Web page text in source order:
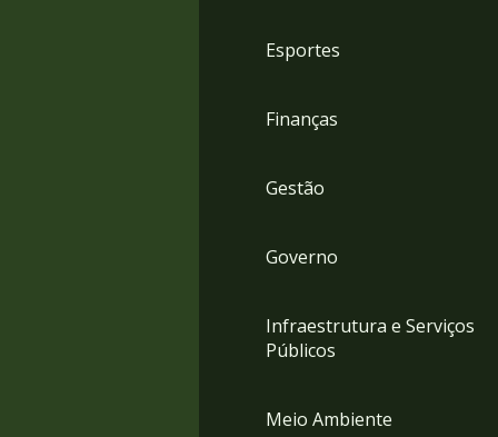
Esportes
Finanças
Gestão
Governo
Infraestrutura e Serviços
Públicos
Meio Ambiente